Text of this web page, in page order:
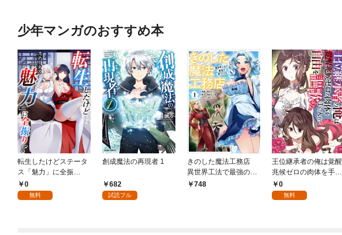
少年マンガのおすすめ本
転生したけどステータ
ス「魅力」に全振
り！？(1)
0
無料
創成魔法の再現者 1
682
試読フル
きのした魔法工務店
異世界工法で最強の家
づくりを（コミック）
748
王位継承者の俺は覚醒
兆候ゼロの肉体を手に
入れて自由を謳歌す
る。1
0
無料